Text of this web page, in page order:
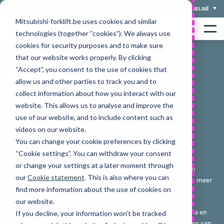
Mitsubishi-forklift.be uses cookies and similar
technologies (together “cookies”). We always use
cookies for security purposes and to make sure
that our website works properly. By clicking
“Accept”, you consent to the use of cookies that
allow us and other parties to track you and to
collect information about how you interact with our
website. This allows us to analyse and improve the
use of our website, and to include content such as
videos on our website.
You can change your cookie preferences by clicking
“Cookie settings”. You can withdraw your consent
or change your settings at a later moment through
ourCookie statement. This is also where you can
find more information about the use of cookies on
our website.
If you decline, your information won’t be tracked
Skip
NEDERLANDS - BELGIË
Home
Menu
WIJ ZIJN LOGISNEXT
Logisnext is het bedrijf achter Mitsubishi Forklift Trucks en een
wereldwijde speler in logistieke oplossingen, voortbouwend op meer
dan een eeuw aan technische expertise.
Met een wereldwijd netwerk in Europa, Noord- en Zuid-Amerika en